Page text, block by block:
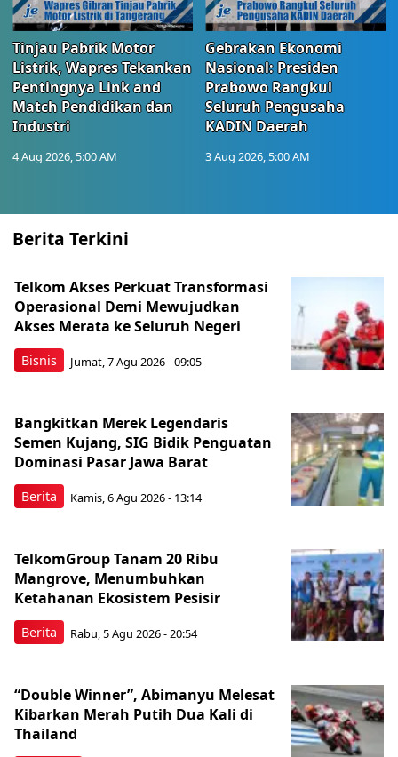
Tinjau Pabrik Motor
Listrik, Wapres Tekankan
Pentingnya Link and
Match Pendidikan dan
Industri
4 Aug 2026, 5:00 AM
Gebrakan Ekonomi
Nasional: Presiden
Prabowo Rangkul
Seluruh Pengusaha
KADIN Daerah
3 Aug 2026, 5:00 AM
Berita Terkini
Bisnis
Telkom Akses Perkuat Transformasi
Operasional Demi Mewujudkan
Akses Merata ke Seluruh Negeri
Jumat, 7 Agu 2026 - 09:05
Berita
Bangkitkan Merek Legendaris
Semen Kujang, SIG Bidik Penguatan
Dominasi Pasar Jawa Barat
Kamis, 6 Agu 2026 - 13:14
Berita
TelkomGroup Tanam 20 Ribu
Mangrove, Menumbuhkan
Ketahanan Ekosistem Pesisir
Rabu, 5 Agu 2026 - 20:54
“Double Winner”, Abimanyu Melesat
Kibarkan Merah Putih Dua Kali di
Thailand